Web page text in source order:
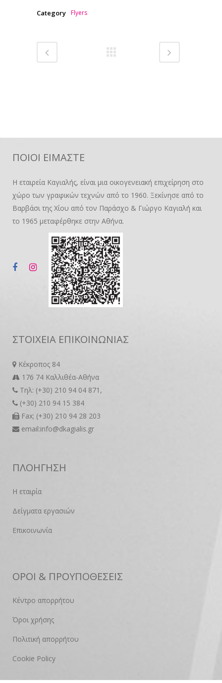
Category Flyers
ΠΟΙΟΙ ΕΙΜΑΣΤΕ
Η εταιρεία Καγιαλής, είναι μια οικογενειακή επιχείρηση στο
χώρο των γραφικών τεχνών από το 1960. Ξεκίνησε από το
Βαρβάσι της Χίου από τον Παράσχο & Γιώργο Καγιαλή και
το 1965 μεταφέρθηκε στην Αθήνα.
ΣΤΟΙΧΕΙΑ ΕΠΙΚΟΙΝΩΝΙΑΣ
Κέκροπος 84
176 74 Καλλιθέα-Αθήνα
Τηλ: (+30) 210 94 04 871,
(+30) 210 94 15 384
Fax; (+30) 210 94 28 203
email:info@dkagialis.gr
ΠΛΟΗΓΗΣΗ
Η εταιρία
Δείγματα εργασιών
Επικοινωνία
ΟΡΟΙ & ΠΡΟΥΠΟΘΕΣΕΙΣ
Κέντρο απορρήτου
Όροι χρήσης
Πολιτική απορρήτου
Cookie Policy